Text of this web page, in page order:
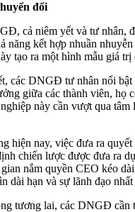
đổi
cả niêm yết và tư nhân,
kết hợp nhuần
tạo ra một hình mẫu giá
các DNGĐ tư nhân nổi
giữa các thành viên, họ
này cần vượt qua
hiện nay, việc đưa ra
chiến lược được đưa ra
nắm quyền CEO kéo
dài hạn và sự lãnh đạo
tương lai, các DNGĐ